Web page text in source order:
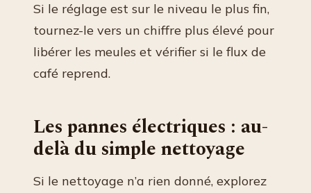
Si le réglage est sur le niveau le plus fin,
tournez-le vers un chiffre plus élevé pour
libérer les meules et vérifier si le flux de
café reprend.
Les pannes électriques : au-
delà du simple nettoyage
Si le nettoyage n’a rien donné, explorez